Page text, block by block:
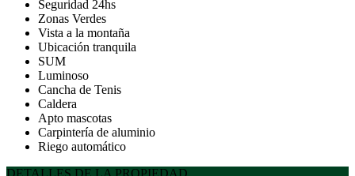
Seguridad 24hs
Zonas Verdes
Vista a la montaña
Ubicación tranquila
SUM
Luminoso
Cancha de Tenis
Caldera
Apto mascotas
Carpintería de aluminio
Riego automático
DETALLES DE LA PROPIEDAD